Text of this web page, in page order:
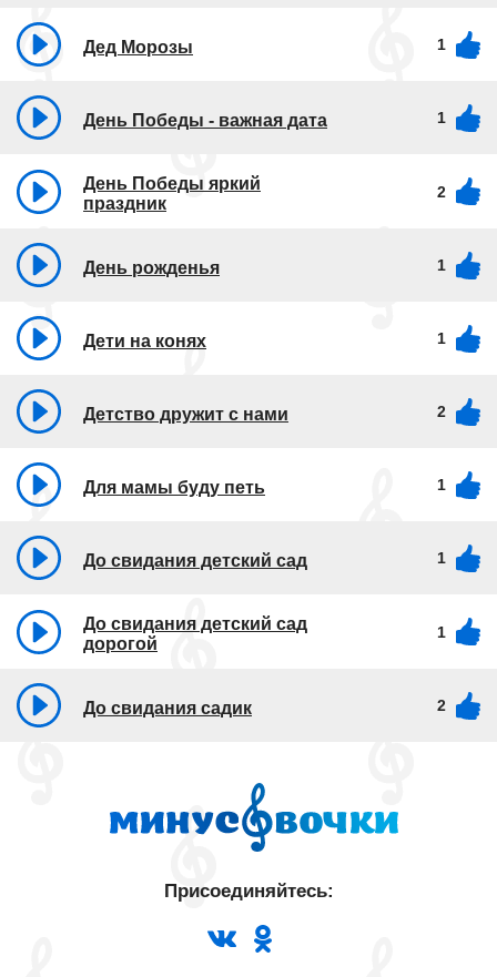
Дед Морозы 1
День Победы - важная дата 1
День Победы яркий
праздник
2
День рожденья 1
Дети на конях 1
Детство дружит с нами 2
Для мамы буду петь 1
До свидания детский сад 1
До свидания детский сад
дорогой
1
До свидания садик 2
Присоединяйтесь: